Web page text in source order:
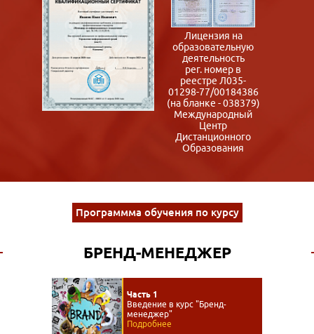
Лицензия на
образовательную
деятельность
рег. номер в
реестре Л035-
01298-77/00184386
(на бланке - 038379)
Международный
Центр
Дистанционного
Образования
Программма обучения по курсу
БРЕНД-МЕНЕДЖЕР
Часть 1
Введение в курс "Бренд-
менеджер"
Подробнее